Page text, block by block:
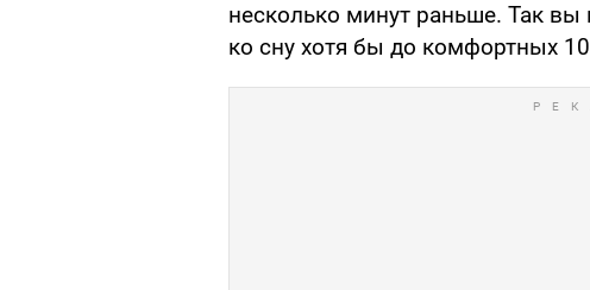
несколько минут раньше. Так вы
ко сну хотя бы до комфортных